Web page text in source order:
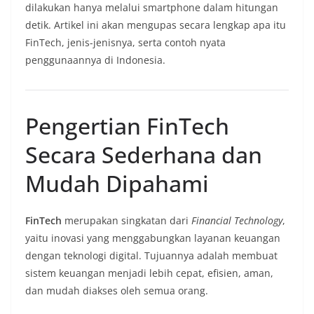
dilakukan hanya melalui smartphone dalam hitungan
detik. Artikel ini akan mengupas secara lengkap apa itu
FinTech, jenis-jenisnya, serta contoh nyata
penggunaannya di Indonesia.
Pengertian FinTech
Secara Sederhana dan
Mudah Dipahami
FinTech merupakan singkatan dari Financial Technology,
yaitu inovasi yang menggabungkan layanan keuangan
dengan teknologi digital. Tujuannya adalah membuat
sistem keuangan menjadi lebih cepat, efisien, aman,
dan mudah diakses oleh semua orang.